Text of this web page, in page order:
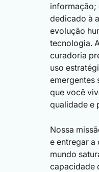
informação;
dedicado à
evolução
tecnologia.
curadoria
uso
emergentes
que você
qualidade e
Nossa
e entregar a
mundo
capacidade